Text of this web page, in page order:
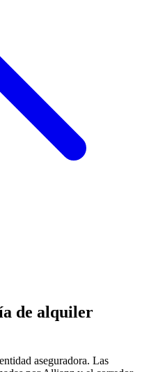
de alquiler
aseguradora. Las